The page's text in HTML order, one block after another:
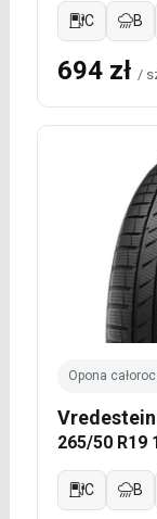
C B
694 zł /
Opona
265/50 R19
C B